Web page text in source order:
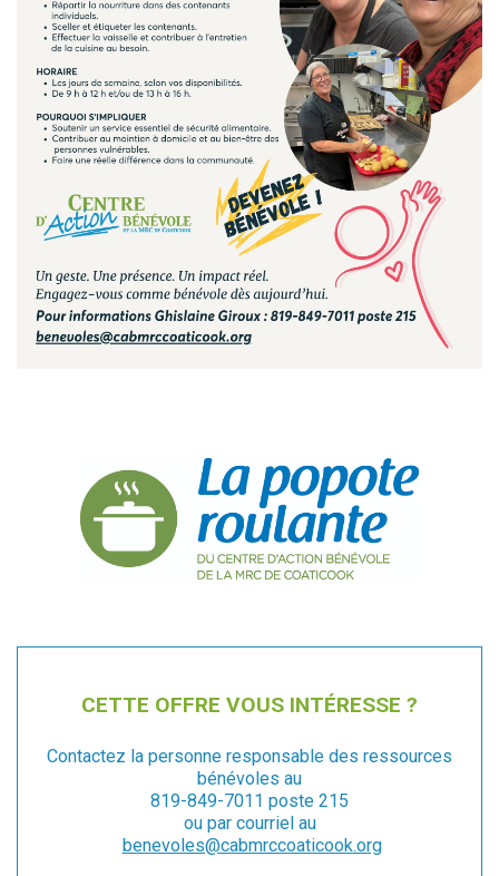
CETTE OFFRE VOUS INTÉRESSE ?
Contactez la personne responsable des ressources
bénévoles au
819-849-7011 poste 215
ou par courriel au
benevoles@cabmrccoaticook.org